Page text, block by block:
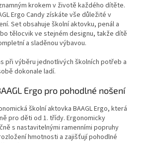
krokem v životě každého dítěte.
Ergo Candy získáte vše důležité v
Set obsahuje školní aktovku, penál a
tělocvik ve stejném designu, takže dítě
a sladěnou výbavou.
při výběru jednotlivých školních potřeb a
dokonale ladí.
Ergo pro pohodlné nošení
školní aktovka BAAGL Ergo, která
pro děti od 1. třídy. Ergonomicky
s nastavitelnými ramenními popruhy
hmotnosti a zajišťují pohodlné